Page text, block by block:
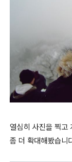
열심히 사진을 찍고
좀 더 확대해봤습니